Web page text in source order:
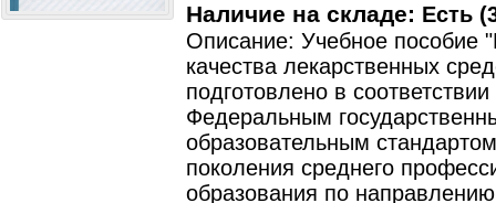
Наличие на складе: Есть
Описание: Учебное пособие
качества лекарственных
подготовлено в соответствии
Федеральным
образовательным стандартом
поколения среднего
образования по